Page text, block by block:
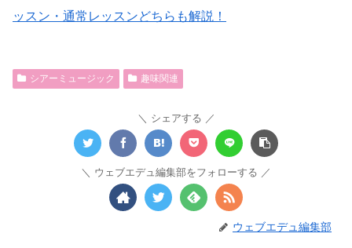
ッスン・通常レッスンどちらも解説！
シアーミュージック 趣味関連
シェアする
ウェブエデュ編集部をフォローする
ウェブエデュ編集部